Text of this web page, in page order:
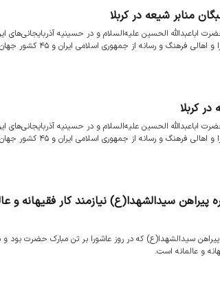
منابر شیعه در کربلا
الحسین علیه‌السلام و در حسینیه آذربایجانی‌های
کربلای معلی برگزار شد که بیش از ۵۰۰ نفر از علما، روحانیون، محققان، اندیشمندان، هنرمندان،
کربلا
الحسین علیه‌السلام و در حسینیه آذربایجانی‌های
کربلای معلی برگزار شد که بیش از ۵۰۰ نفر از علما، روحانیون، محققان، اندیشمندان، هنرمندان،
سیدالشهدا(ع) نیازمند کار فقیهانه و
سیدالشهدا(ع) که در روز عاشورا بر تن مبارک حضرت بود
و عالمانه است.